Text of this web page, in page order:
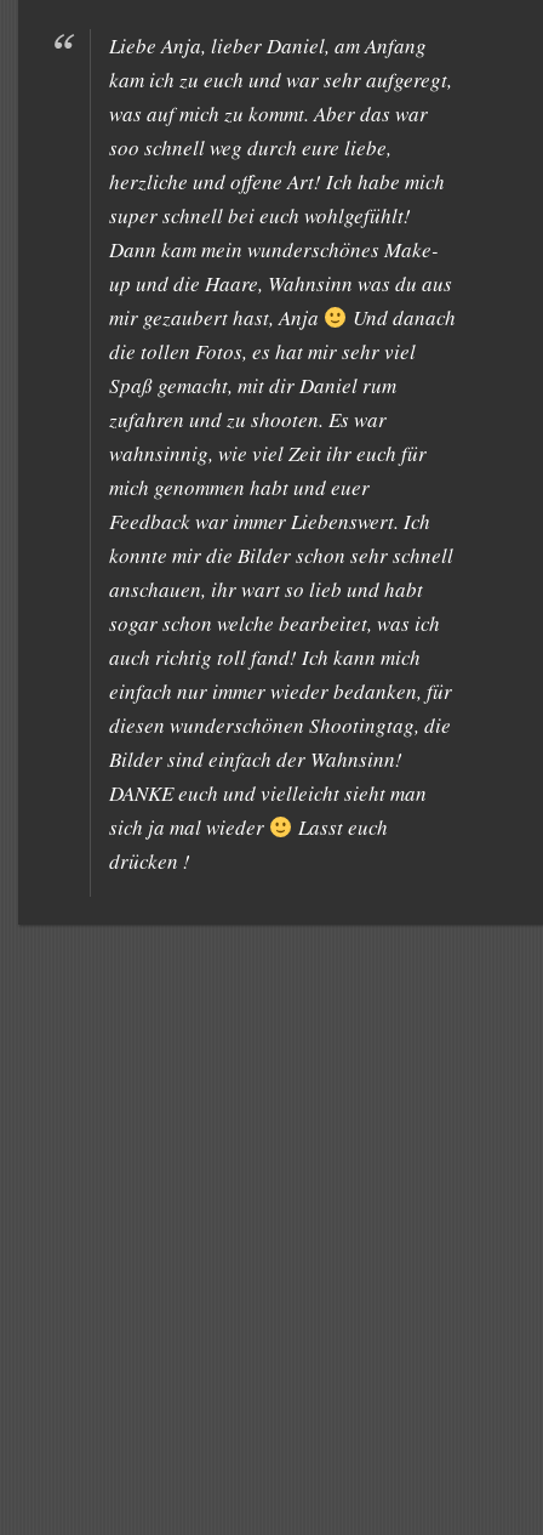
Liebe Anja, lieber Daniel, am Anfang
kam ich zu euch und war sehr aufgeregt,
was auf mich zu kommt. Aber das war
soo schnell weg durch eure liebe,
herzliche und offene Art! Ich habe mich
super schnell bei euch wohlgefühlt!
Dann kam mein wunderschönes Make-
up und die Haare, Wahnsinn was du aus
mir gezaubert hast, Anja
Und danach
die tollen Fotos, es hat mir sehr viel
Spaß gemacht, mit dir Daniel rum
zufahren und zu shooten. Es war
wahnsinnig, wie viel Zeit ihr euch für
mich genommen habt und euer
Feedback war immer Liebenswert. Ich
konnte mir die Bilder schon sehr schnell
anschauen, ihr wart so lieb und habt
sogar schon welche bearbeitet, was ich
auch richtig toll fand! Ich kann mich
einfach nur immer wieder bedanken, für
diesen wunderschönen Shootingtag, die
Bilder sind einfach der Wahnsinn!
DANKE euch und vielleicht sieht man
sich ja mal wieder
Lasst euch
drücken !